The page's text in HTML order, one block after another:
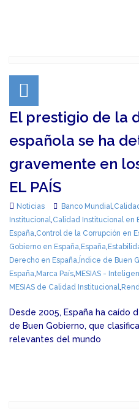
El prestigio de la
española se ha
gravemente en
EL PAÍS
Noticias Banco Mundial,
Institucional,Calidad Institucional en
España,Control de la Corrupción en
Gobierno en España, España,
Derecho en España, Índice de Buen
España, Marca País, MESIAS -
MESIAS de Calidad Institucional,
Desde 2005, España ha caído
de Buen Gobierno, que
relevantes del mundo